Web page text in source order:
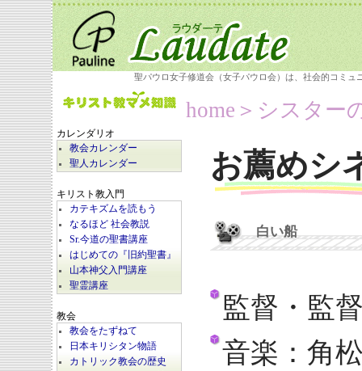
聖パウロ女子修道会（女子パウロ会）は、社会的コミ
カレンダリオ
教会カレンダー
聖人カレンダー
キリスト教入門
カテキズムを読もう
なるほど 社会教説
Sr.今道の聖書講座
はじめての『旧約聖書』
山本神父入門講座
聖霊講座
教会
教会をたずねて
日本キリシタン物語
カトリック教会の歴史
home ＞シスター
お薦めシ
白い船
監督・監
音楽：角